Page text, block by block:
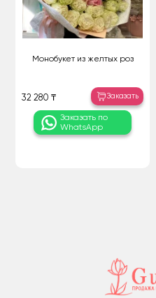
Монобукет из желтых роз
32 280 ₸ Заказать
Заказать по
WhatsApp